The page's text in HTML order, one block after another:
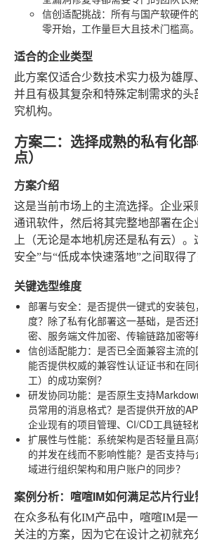
信创适配挑战：所有与国产软硬件
零开始，工作量巨大且技术门槛高。
适合的企业类型
此方案仅适合少数技术实力极为雄厚
并且有极其复杂和特殊定制需求的头
究机构。
方案二：选择成熟的私有化
点）
方案介绍
这是当前市场上的主流选择。企业采
通讯软件，然后将其完整地部署在企
上（无论是本地机房还是私有云）
安全”与“低成本快速落地”之间取得了
关键选型维度
部署与安全：是否提供一键式的安装
度？除了私有化部署这一基础，是否
密、服务端文件加密、传输链路加密等
信创适配能力：是否已全面兼容主流的
能否提供权威的兼容性认证证书和在
工）的成功案例？
研发协同功能：是否原生支持
员常用的消息格式？是否提供开放的
企业现有的项目管理、CI/CD工具链轻
扩展性与性能：系统架构是否轻量且
的并发在线而不影响性能？是否支持
域进行组织架构和用户账户的同步？
案例分析：喧喧IM如何满足芯片行业
在众多私有化IM产品中，喧喧IM是
关注的方案，因为它在设计之初就